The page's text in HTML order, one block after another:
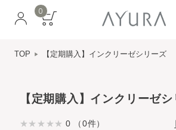
0
TOP 【定期購入】インクリーゼシリーズ
【定期購入】インクリーゼ
0 （0件）